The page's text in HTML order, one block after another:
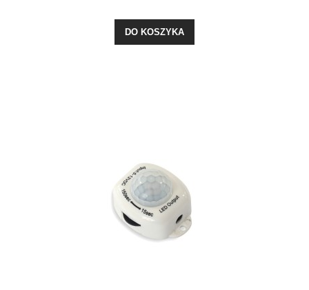
DO KOSZYKA